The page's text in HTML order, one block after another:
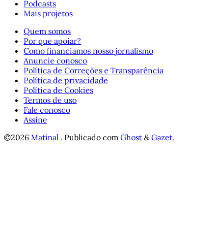
Podcasts
Mais projetos
Quem somos
Por que apoiar?
Como financiamos nosso jornalismo
Anuncie conosco
Política de Correções e Transparência
Política de privacidade
Política de Cookies
Termos de uso
Fale conosco
Assine
©2026 Matinal . Publicado com Ghost &Gazet.